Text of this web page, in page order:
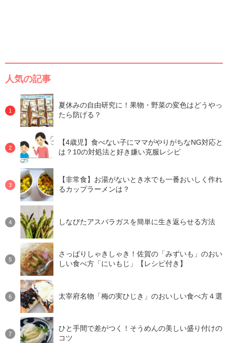
人気の記事
夏休みの自由研究に！果物・野菜の変色はどうやっ
たら防げる？
【4歳児】食べない子にママがやりがちなNG対応と
は？10の対処法と好き嫌い克服レシピ
【非常食】お湯がないとき水でも一番おいしく作れ
るカップラーメンは？
しなびたアスパラガスを簡単に生き返らせる方法
さっぱりしゃきしゃき！佐賀の「みずいも」のおい
しい食べ方「にいもじ」【レシピ付き】
太宰府名物「梅の実ひじき」のおいしい食べ方４選
ひと手間で差がつく！そうめんの美しい盛り付けの
コツ